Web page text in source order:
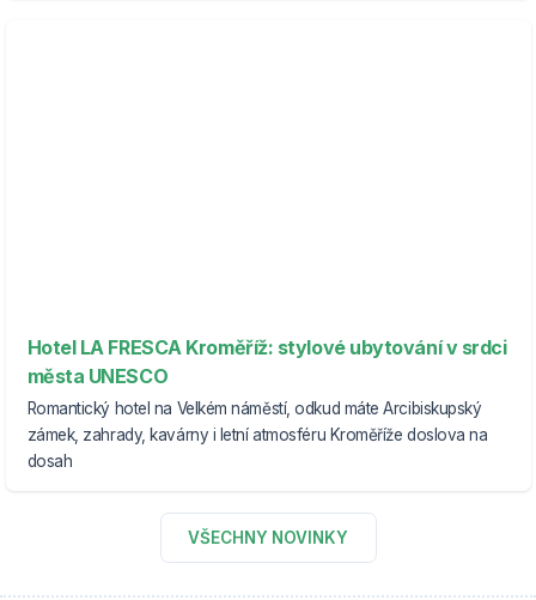
Hotel LA FRESCA Kroměříž: stylové ubytování v srdci
města UNESCO
Romantický hotel na Velkém náměstí, odkud máte Arcibiskupský
zámek, zahrady, kavárny i letní atmosféru Kroměříže doslova na
dosah
VŠECHNY NOVINKY